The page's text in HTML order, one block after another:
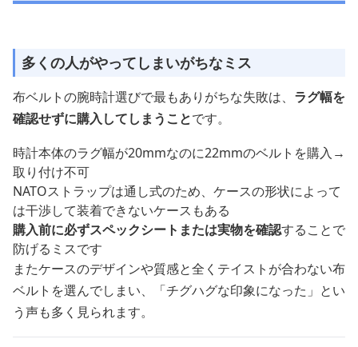
多くの人がやってしまいがちなミス
布ベルトの腕時計選びで最もありがちな失敗は、 ラグ幅を
確認せずに購入してしまうことです。
時計本体のラグ幅が20mmなのに22mmのベルトを購入→
取り付け不可
NATOストラップは通し式のため、ケースの形状によって
は干渉して装着できないケースもある
購入前に必ずスペックシートまたは実物を確認することで
防げるミスです
またケースのデザインや質感と全くテイストが合わない布
ベルトを選んでしまい、「チグハグな印象になった」とい
う声も多く見られます。